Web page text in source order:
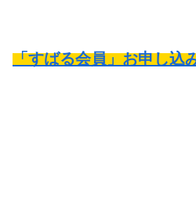
「すばる会員」お申し込